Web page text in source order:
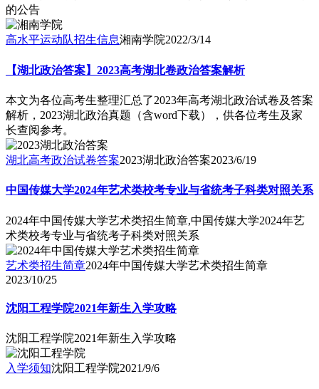
的公告
高水平运动队招生信息湘南学院2022/3/14
【湖北政治答案】2023高考湖北卷政治答案解析
本文为各位高考生整理汇总了2023年高考湖北政治试卷及答案
解析，2023湖北政治真题（含word下载），供各位考生及家
长查阅参考。
湖北高考政治试卷答案2023湖北政治答案2023/6/19
中国传媒大学2024年艺术类校考专业与省统考子科类对照关系
2024年中国传媒大学艺术类招生简章,中国传媒大学2024年艺
术类校考专业与省统考子科类对照关系
艺术类招生简章2024年中国传媒大学艺术类招生简章
2023/10/25
沈阳工程学院2021年新生入学攻略
沈阳工程学院2021年新生入学攻略
入学须知沈阳工程学院2021/9/6